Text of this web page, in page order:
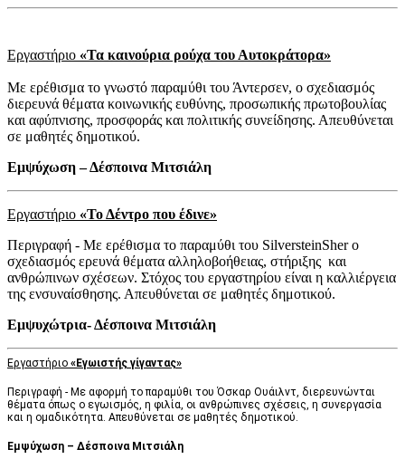
Εργαστήριο «Τα καινούρια ρούχα του Αυτοκράτορα»
Με ερέθισμα το γνωστό παραμύθι του Άντερσεν, ο σχεδιασμός
διερευνά θέματα κοινωνικής ευθύνης, προσωπικής πρωτοβουλίας
και αφύπνισης, προσφοράς και πολιτικής συνείδησης. Απευθύνεται
σε μαθητές δημοτικού.
Εμψύχωση – Δέσποινα Μιτσιάλη
Εργαστήριο «Το Δέντρο που έδινε»
Περιγραφή - Με ερέθισμα το παραμύθι του SilversteinSher ο
σχεδιασμός ερευνά θέματα αλληλοβοήθειας, στήριξης και
ανθρώπινων σχέσεων. Στόχος του εργαστηρίου είναι η καλλιέργεια
της ενσυναίσθησης. Απευθύνεται σε μαθητές δημοτικού.
Εμψυχώτρια- Δέσποινα Μιτσιάλη
Εργαστήριο «Εγωιστής γίγαντας»
Περιγραφή - Με αφορμή το παραμύθι του Όσκαρ Ουάιλντ, διερευνώνται
θέματα όπως ο εγωισμός, η φιλία, οι ανθρώπινες σχέσεις, η συνεργασία
και η ομαδικότητα. Απευθύνεται σε μαθητές δημοτικού.
Εμψύχωση – Δέσποινα Μιτσιάλη